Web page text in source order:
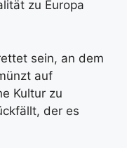
zu Europa
sein, an dem
auf
Kultur zu
der es